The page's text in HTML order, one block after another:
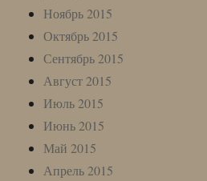
Ноябрь 2015
Октябрь 2015
Сентябрь 2015
Август 2015
Июль 2015
Июнь 2015
Май 2015
Апрель 2015